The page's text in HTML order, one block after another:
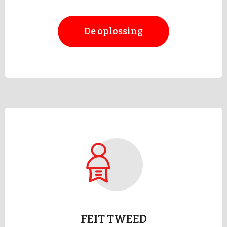
De oplossing
FEIT TWEED